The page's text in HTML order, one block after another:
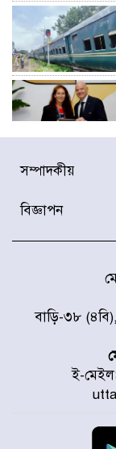
সম্পাদকীয়
বিজ্ঞাপন
বাড়ি-৩৮
ই-